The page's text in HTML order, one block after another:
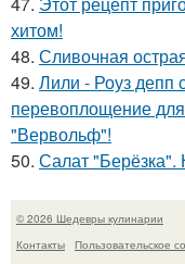
хитом!
48. Сливочная
49. Лили - Роуз депп
перевоплощение
"Вервольф"!
50. Салат "Берёзка".
© 2026 Шедевры кулинарии
Контакты
Пользовательское